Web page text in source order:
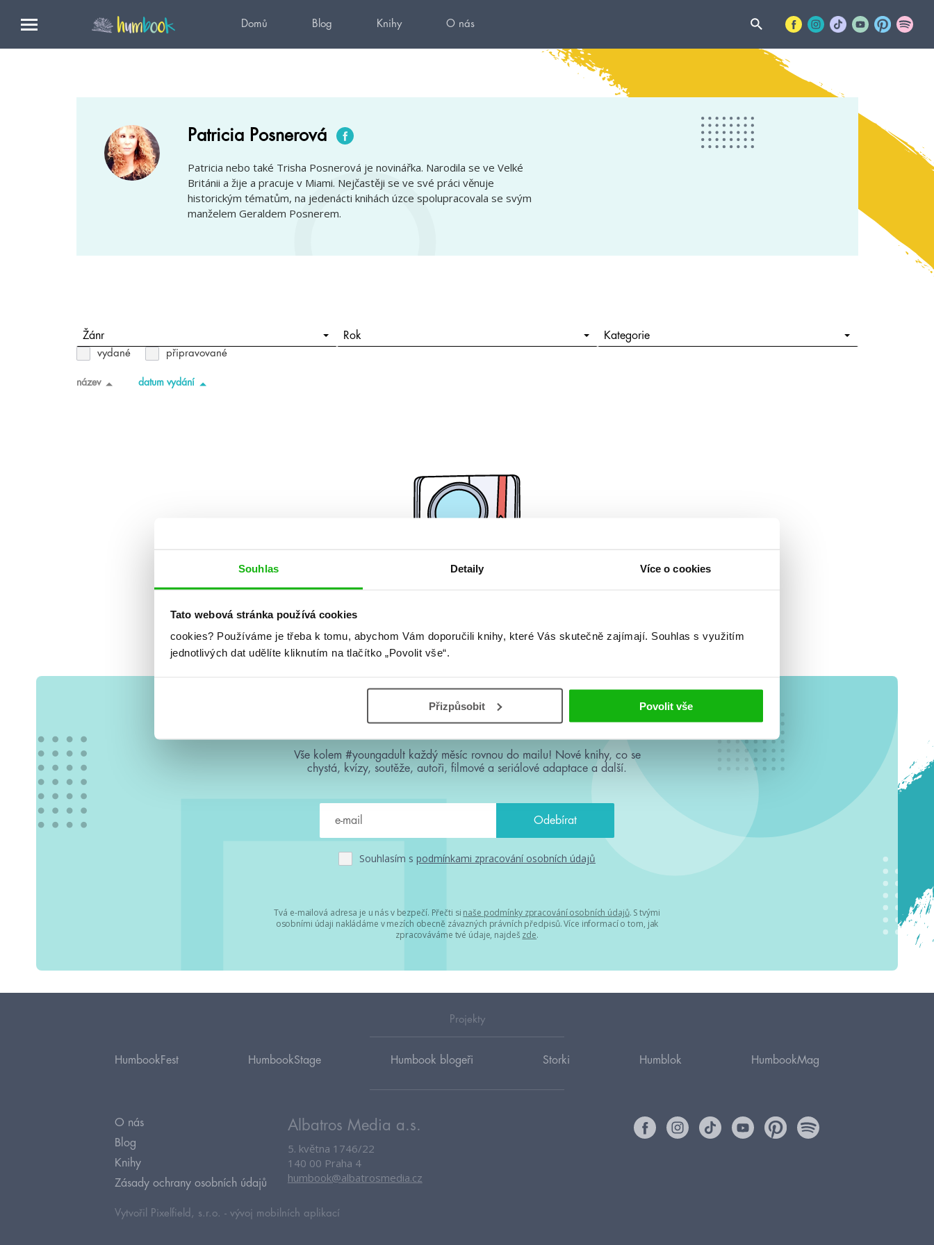
Souhlas Detaily Více o cookies
Tato webová stránka používá cookies
cookies? Používáme je třeba k tomu, abychom Vám doporučili knihy, které Vás skutečně zajímají. Souhlas s využitím
jednotlivých dat udělíte kliknutím na tlačítko „Povolit vše“.
Přizpůsobit Povolit vše
Domů Blog Knihy O nás
Patricia Posnerová
Patricia nebo také Trisha Posnerová je novinářka. Narodila se ve Velké
Británii a žije a pracuje v Miami. Nejčastěji se ve své práci věnuje
historickým tématům, na jedenácti knihách úzce spolupracovala se svým
manželem Geraldem Posnerem.
Žánr Rok Kategorie
vydané připravované
název datum vydání
#HumbookNews
Vše kolem #youngadult každý měsíc rovnou do mailu! Nové knihy, co se
chystá, kvízy, soutěže, autoři, filmové a seriálové adaptace a další.
Souhlasím s podmínkami zpracování osobních údajů
Tvá e-mailová adresa je u nás v bezpečí. Přečti si naše podmínky zpracování osobních údajů. S tvými
osobními údaji nakládáme v mezích obecně závazných právních předpisů. Více informací o tom, jak
zpracováváme tvé údaje, najdeš zde.
Projekty
HumbookFest HumbookStage Humbook blogeři Storki Humblok HumbookMag
O nás
Blog
Knihy
Zásady ochrany osobních údajů
Albatros Media a.s.
5. května 1746/22
140 00 Praha 4
humbook@albatrosmedia.cz
Vytvořil Pixelfield, s.r.o. - vývoj mobilních aplikací